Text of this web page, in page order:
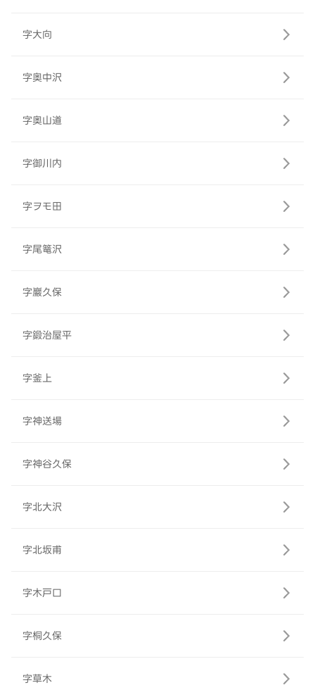
字大向
字奥中沢
字奥山道
字御川内
字ヲモ田
字尾篭沢
字巖久保
字鍛治屋平
字釜上
字神送場
字神谷久保
字北大沢
字北坂甫
字木戸口
字桐久保
字草木